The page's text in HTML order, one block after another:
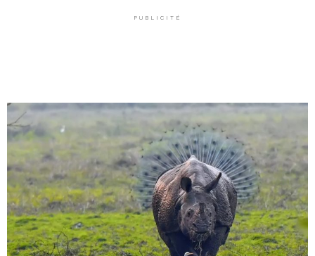
PUBLICITÉ